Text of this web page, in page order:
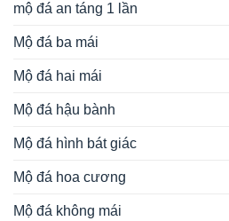
mộ đá an táng 1 lần
Mộ đá ba mái
Mộ đá hai mái
Mộ đá hậu bành
Mộ đá hình bát giác
Mộ đá hoa cương
Mộ đá không mái